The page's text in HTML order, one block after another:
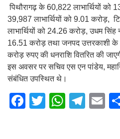
पिथौरागढ़ के 60,822 लाभार्थियों को
39,987 लाभार्थियों को 9.01 करोड़,
लाभार्थियों को 24.26 करोड़, उधम सिंह
16.51 करोड़ तथा जनपद उत्तरकाशी के
करोड़ रुपए की धनराशि वितरित की
इस अवसर पर सचिव एस एन पांडेय,
संबंधित उपस्थित थे।
F
T
W
T
E